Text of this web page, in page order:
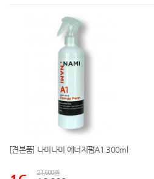
[견본품] 나미나미 에너지펌A1 300ml
21,600원